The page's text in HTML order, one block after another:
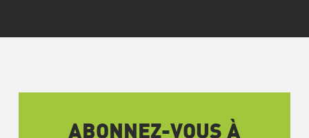
ABONNEZ-VOUS À